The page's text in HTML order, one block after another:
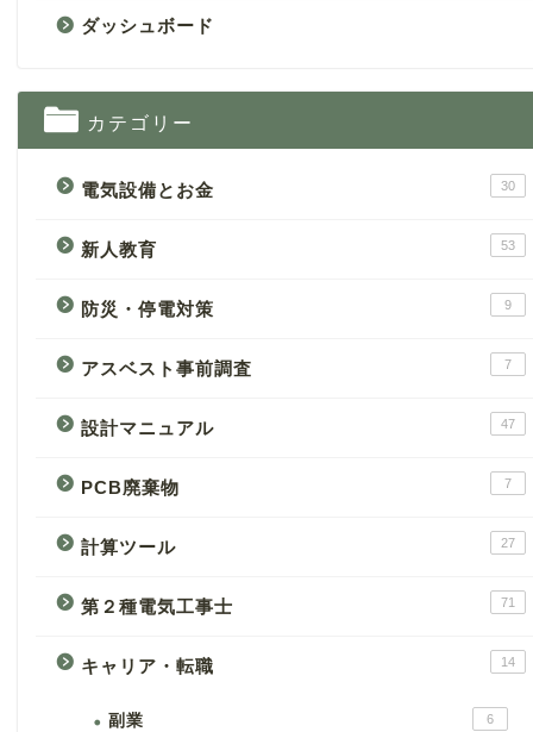
ダッシュボード
カテゴリー
電気設備とお金 30
新人教育 53
防災・停電対策 9
アスベスト事前調査 7
設計マニュアル 47
PCB廃棄物 7
計算ツール 27
第２種電気工事士 71
キャリア・転職 14
副業 6